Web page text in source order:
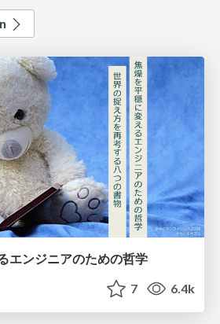
エンジニアのための哲学
7 6.4k